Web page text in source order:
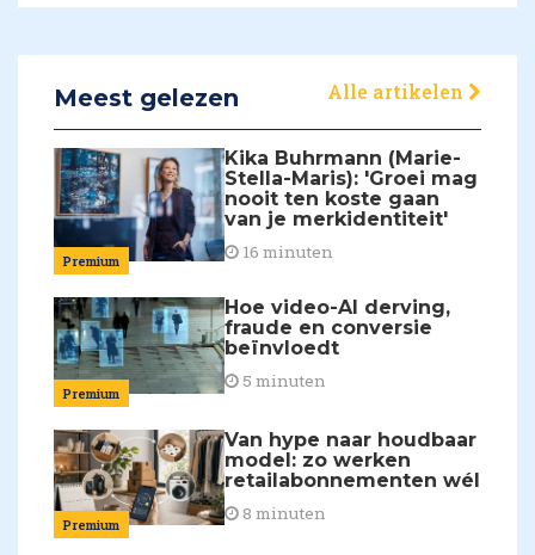
Meest gelezen Alle artikelen
Premium
Kika Buhrmann (Marie-
Stella-Maris): 'Groei mag
nooit ten koste gaan
van je merkidentiteit'
16 minuten
Premium
Hoe video-AI derving,
fraude en conversie
beïnvloedt
5 minuten
Premium
Van hype naar houdbaar
model: zo werken
retailabonnementen wél
8 minuten